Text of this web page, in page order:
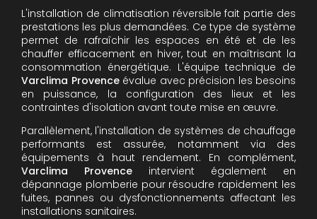
L'installation de climatisation réversible fait partie des
prestations les plus demandées. Ce type de système
permet de rafraîchir les espaces en été et de les
chauffer efficacement en hiver, tout en maîtrisant la
consommation énergétique. L'équipe technique de
Varclima Provenceévalue avec précision les besoins
en puissance, la configuration des lieux et les
contraintes d'isolation avant toute mise en œuvre.
Parallèlement, l'installation de systèmes de chauffage
performants est assurée, notamment via des
équipements à haut rendement. En complément,
Varclima Provence intervient également en
dépannage plomberie pour résoudre rapidement les
fuites, pannes ou dysfonctionnements affectant les
installations sanitaires.